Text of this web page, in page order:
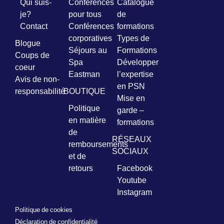
Qui suis-
je?
Contact
Blogue
Coups de
coeur
Avis de non-
responsabilité
Conférences
pour tous
Conférences
corporatives
Séjours au
Spa
Eastman
BOUTIQUE
Politique
en matière
de
remboursements
et de
retours
Catalogue
de
formations
Types de
Formations
Développer
l’expertise
en PSN
Mise en
garde –
formations
RÉSEAUX
SOCIAUX
Facebook
Youtube
Instagram
Politique de cookies
Déclaration de confidentialité
Prénom
*
Courriel
*
Vous